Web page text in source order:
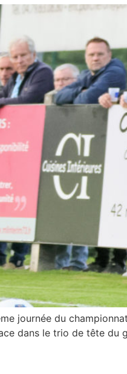
journée du
dans le trio de tête du